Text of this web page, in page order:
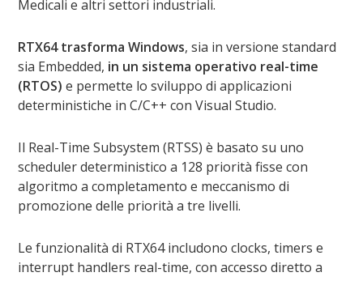
Medicali e altri settori industriali.
RTX64 trasforma Windows, sia in versione standard
sia Embedded, in un sistema operativo real-time
(RTOS) e permette lo sviluppo di applicazioni
deterministiche in C/C++ con Visual Studio.
Il Real-Time Subsystem (RTSS) è basato su uno
scheduler deterministico a 128 priorità fisse con
algoritmo a completamento e meccanismo di
promozione delle priorità a tre livelli.
Le funzionalità di RTX64 includono clocks, timers e
interrupt handlers real-time, con accesso diretto a